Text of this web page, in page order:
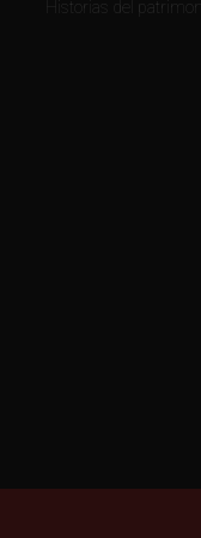
escolares,
de 16 años): 2 €
Historias del